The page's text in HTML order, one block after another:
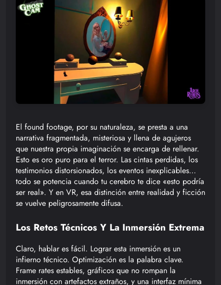
El found footage, por su naturaleza, se presta a una
narrativa fragmentada, misteriosa y llena de agujeros
que nuestra propia imaginación se encarga de rellenar.
Esto es oro puro para el terror. Las cintas perdidas, los
testimonios distorsionados, los eventos inexplicables…
todo se potencia cuando tu cerebro te dice «esto podría
ser real». Y en VR, esa distinción entre realidad y ficción
se vuelve peligrosamente difusa.
Los Retos Técnicos Y La Inmersión Extrema
Claro, hablar es fácil. Lograr esta inmersión es un
infierno técnico. Optimización es la palabra clave.
Frame rates estables, gráficos que no rompan la
inmersión con artefactos extraños, y una interfaz mínima